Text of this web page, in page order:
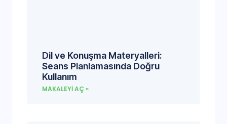
Dil ve Konuşma Materyalleri:
Seans Planlamasında Doğru
Kullanım
MAKALEYI AÇ »